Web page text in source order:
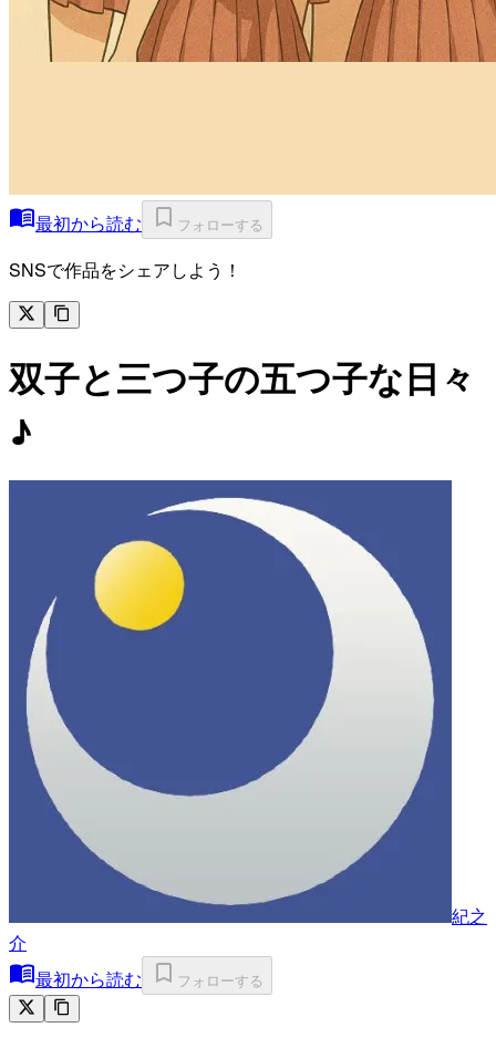
最初から読む フォローする
SNSで作品をシェアしよう！
双子と三つ子の五つ子な日々
♪
紀之
介
最初から読む
フォローする